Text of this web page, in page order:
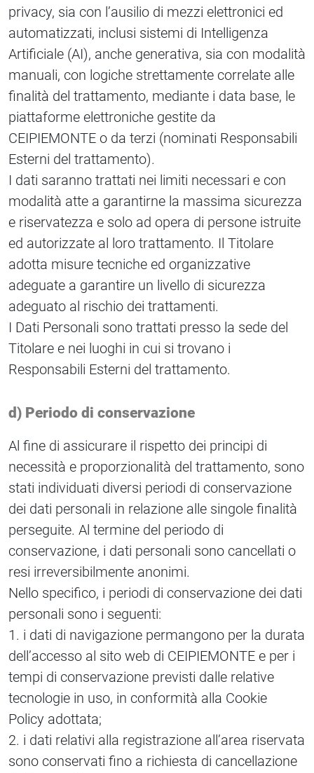
privacy, sia con l’ausilio di mezzi elettronici ed
automatizzati, inclusi sistemi di Intelligenza
Artificiale (AI), anche generativa, sia con modalità
manuali, con logiche strettamente correlate alle
finalità del trattamento, mediante i data base, le
piattaforme elettroniche gestite da
CEIPIEMONTE o da terzi (nominati Responsabili
Esterni del trattamento).
I dati saranno trattati nei limiti necessari e con
modalità atte a garantirne la massima sicurezza
e riservatezza e solo ad opera di persone istruite
ed autorizzate al loro trattamento. Il Titolare
adotta misure tecniche ed organizzative
adeguate a garantire un livello di sicurezza
adeguato al rischio dei trattamenti.
I Dati Personali sono trattati presso la sede del
Titolare e nei luoghi in cui si trovano i
Responsabili Esterni del trattamento.
d) Periodo di conservazione
Al fine di assicurare il rispetto dei principi di
necessità e proporzionalità del trattamento, sono
stati individuati diversi periodi di conservazione
dei dati personali in relazione alle singole finalità
perseguite. Al termine del periodo di
conservazione, i dati personali sono cancellati o
resi irreversibilmente anonimi.
Nello specifico, i periodi di conservazione dei dati
personali sono i seguenti:
1. i dati di navigazione permangono per la durata
dell’accesso al sito web di CEIPIEMONTE e per i
tempi di conservazione previsti dalle relative
tecnologie in uso, in conformità alla Cookie
Policy adottata;
2. i dati relativi alla registrazione all’area riservata
sono conservati fino a richiesta di cancellazione